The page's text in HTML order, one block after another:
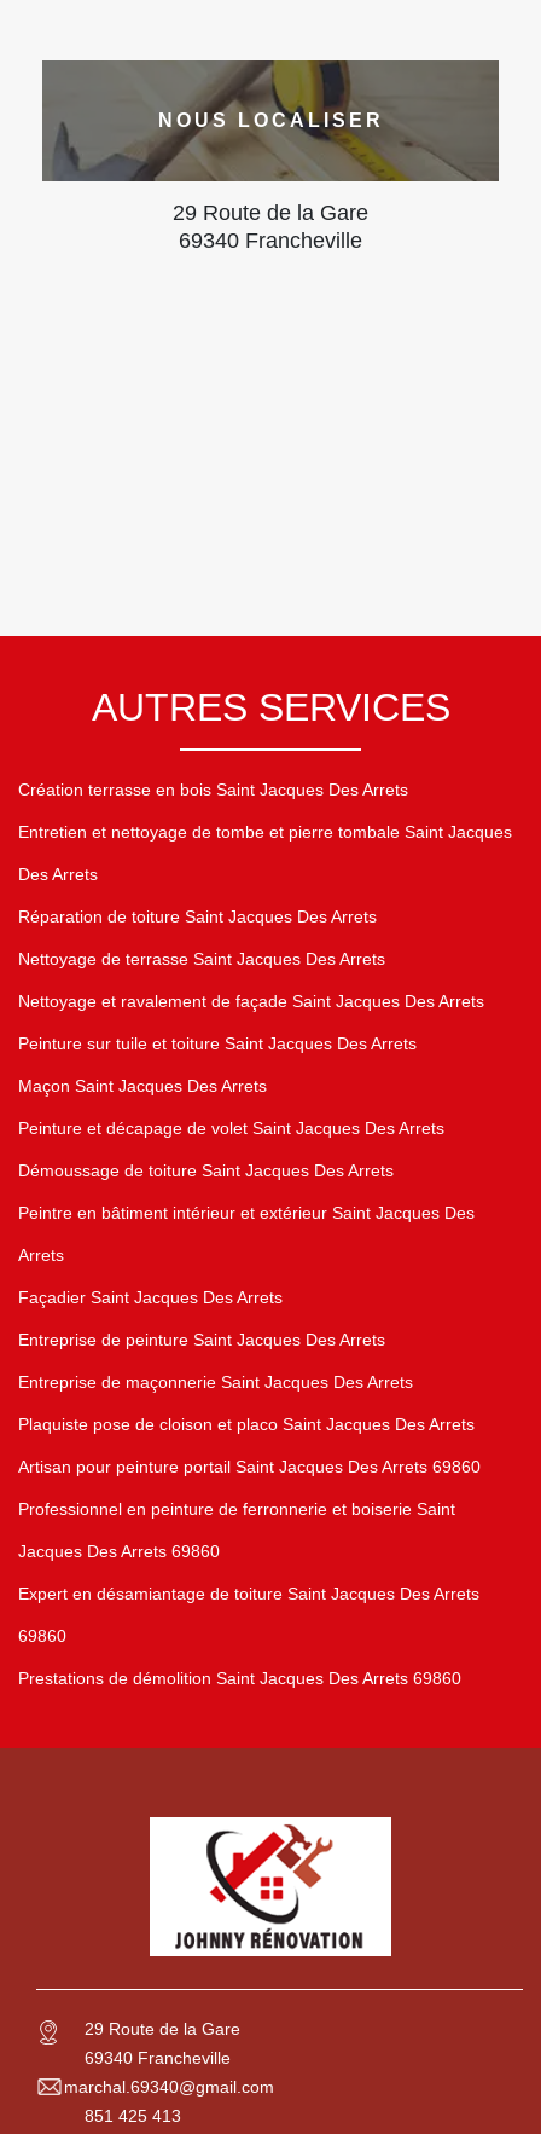
NOUS LOCALISER
29 Route de la Gare
69340 Francheville
AUTRES SERVICES
Création terrasse en bois Saint Jacques Des Arrets
Entretien et nettoyage de tombe et pierre tombale Saint Jacques
Des Arrets
Réparation de toiture Saint Jacques Des Arrets
Nettoyage de terrasse Saint Jacques Des Arrets
Nettoyage et ravalement de façade Saint Jacques Des Arrets
Peinture sur tuile et toiture Saint Jacques Des Arrets
Maçon Saint Jacques Des Arrets
Peinture et décapage de volet Saint Jacques Des Arrets
Démoussage de toiture Saint Jacques Des Arrets
Peintre en bâtiment intérieur et extérieur Saint Jacques Des
Arrets
Façadier Saint Jacques Des Arrets
Entreprise de peinture Saint Jacques Des Arrets
Entreprise de maçonnerie Saint Jacques Des Arrets
Plaquiste pose de cloison et placo Saint Jacques Des Arrets
Artisan pour peinture portail Saint Jacques Des Arrets 69860
Professionnel en peinture de ferronnerie et boiserie Saint
Jacques Des Arrets 69860
Expert en désamiantage de toiture Saint Jacques Des Arrets
69860
Prestations de démolition Saint Jacques Des Arrets 69860
29 Route de la Gare
69340 Francheville
marchal.69340@gmail.com
851 425 413